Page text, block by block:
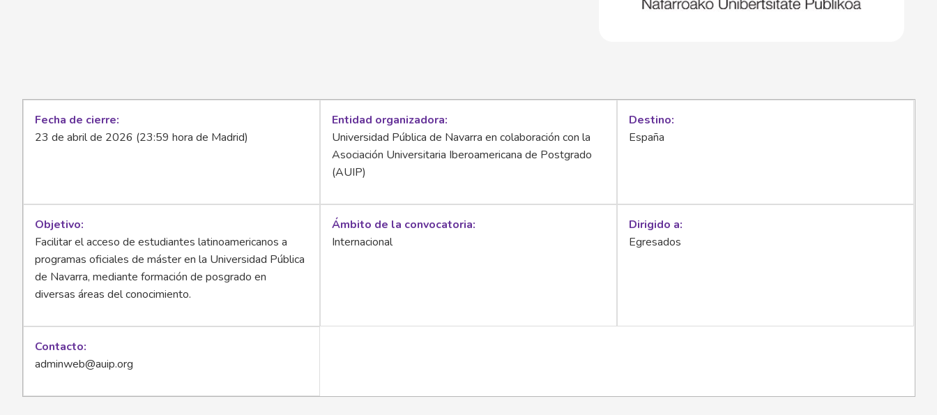
Fecha de cierre
23 de abril de 2026 (23:59 hora de Madrid)
Entidad organizadora
Universidad Pública de Navarra en colaboración con la
Asociación Universitaria Iberoamericana de Postgrado
(AUIP)
Destino
España
Objetivo
Facilitar el acceso de estudiantes latinoamericanos a
programas oficiales de máster en la Universidad Pública
de Navarra, mediante formación de posgrado en
diversas áreas del conocimiento.
Ámbito de la convocatoria
Internacional
Dirigido a
Egresados
Contacto
adminweb@auip.org